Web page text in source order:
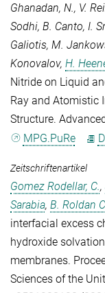
Ghanadan, N., V.
Sodhi, B. Canto, I.
Galiotis, M.
Konovalov, H.
Nitride on Liquid
Ray and Atomistic
Structure.
MPG.PuRe
Zeitschriftenartikel
Gomez Rodellar, C.,
Sarabia, B. Roldan
interfacial excess
hydroxide
membranes.
Sciences of the